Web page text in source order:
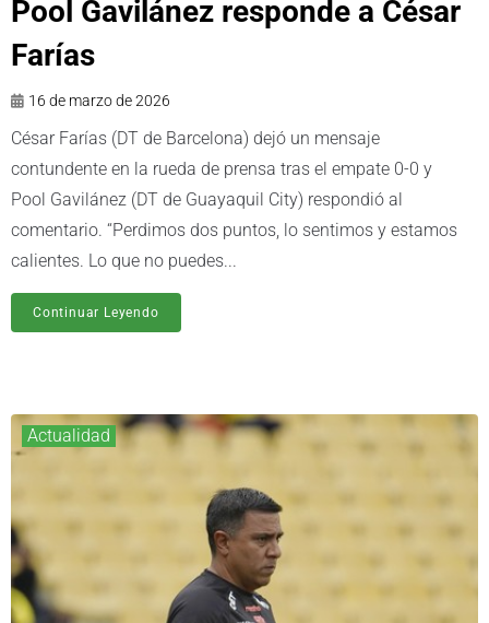
Pool Gavilánez responde a César
Farías
16 de marzo de 2026
César Farías (DT de Barcelona) dejó un mensaje
contundente en la rueda de prensa tras el empate 0-0 y
Pool Gavilánez (DT de Guayaquil City) respondió al
comentario. “Perdimos dos puntos, lo sentimos y estamos
calientes. Lo que no puedes...
Continuar Leyendo
Actualidad